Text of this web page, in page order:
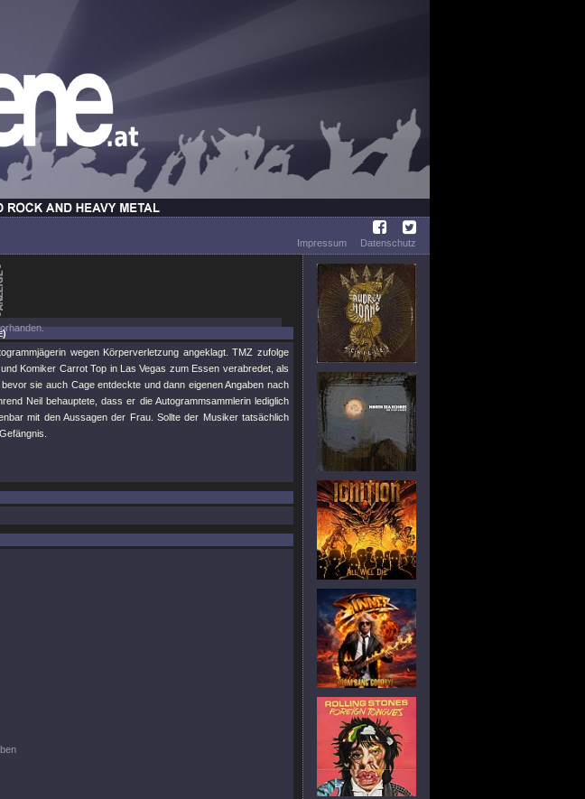
Impressum
Datenschutz
wegen Körperverletzung angeklagt. TMZ zufolge
Komiker Carrot Top in Las Vegas zum Essen verabredet, als
sie auch Cage entdeckte und dann eigenen Angaben nach
Neil behauptete, dass er die Autogrammsammlerin lediglich
mit den Aussagen der Frau. Sollte der Musiker tatsächlich